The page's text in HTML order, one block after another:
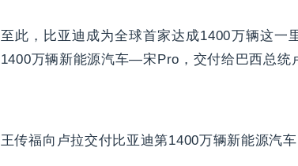
至此，比亚迪成为全球首家达成1400万辆这
1400万辆新能源汽车—宋Pro，交付给巴西总统
王传福向卢拉交付比亚迪第1400万辆新能源汽车